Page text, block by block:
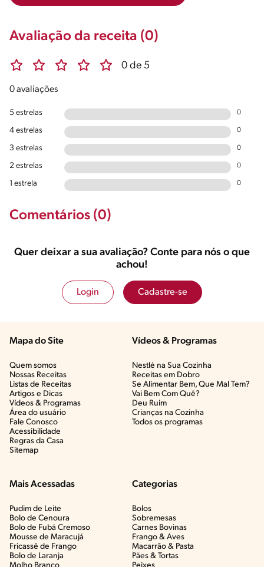
Avaliação da receita (0)
0 de 5
0 avaliações
5 estrelas 0
4 estrelas 0
3 estrelas 0
2 estrelas 0
1 estrela 0
Comentários (0)
Quer deixar a sua avaliação? Conte para nós o que
achou!
Login Cadastre-se
Mapa do Site
Quem somos
Nossas Receitas
Listas de Receitas​
Artigos e Dicas​
Vídeos & Programas​
Área do usuário
Fale Conosco
Acessibilidade
Regras da Casa
Sitemap
Vídeos & Programas​
Nestlé na Sua Cozinha
Receitas em Dobro
Se Alimentar Bem, Que Mal Tem?​
Vai Bem Com Quê?​
Deu Ruim​
Crianças na Cozinha​
Todos os programas
Mais Acessadas
Pudim de Leite
Bolo de Cenoura
Bolo de Fubá Cremoso
Mousse de Maracujá
Fricassê de Frango
Bolo de Laranja
Categorias
Bolos
Sobremesas
Carnes Bovinas​
Frango & Aves​
Macarrão & Pasta​
Pães & Tortas​